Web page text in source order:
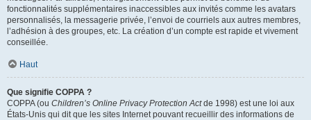
fonctionnalités supplémentaires inaccessibles aux invités comme les avatars
personnalisés, la messagerie privée, l’envoi de courriels aux autres membres,
l’adhésion à des groupes, etc. La création d’un compte est rapide et vivement
conseillée.
Haut
Que signifie COPPA ?
COPPA (ou Children’s Online Privacy Protection Actde 1998) est une loi aux
États-Unis qui dit que les sites Internet pouvant recueillir des informations de